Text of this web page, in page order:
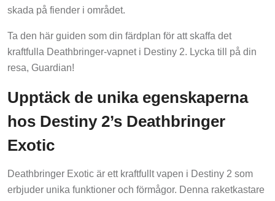
skada på fiender i området.
Ta den här guiden som din färdplan för att skaffa det
kraftfulla Deathbringer-vapnet i Destiny 2. Lycka till på din
resa, Guardian!
Upptäck de unika egenskaperna
hos Destiny 2’s Deathbringer
Exotic
Deathbringer Exotic är ett kraftfullt vapen i Destiny 2 som
erbjuder unika funktioner och förmågor. Denna raketkastare